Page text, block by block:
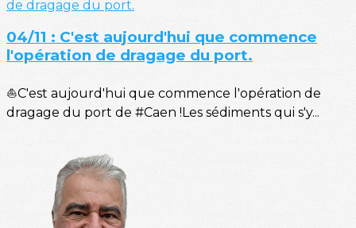
04/11 : C'est aujourd'hui que commence
l'opération de dragage du port.
⛵C'est aujourd'hui que commence l'opération de
dragage du port de #Caen !Les sédiments qui s'y...